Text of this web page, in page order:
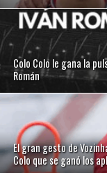
Colo Colo le gana la
Román
El gran gesto de
Colo que se ganó los